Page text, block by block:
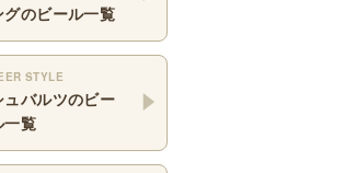
グのビール一覧
STYLE
ュバルツのビー
一覧